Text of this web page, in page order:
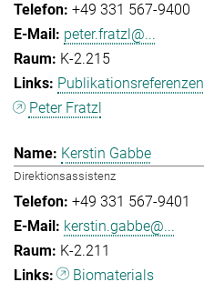
+49 331 567-9400
peter.fratzl@...
K-2.215
Publikationsreferenzen
Peter Fratzl
Kerstin Gabbe
Direktionsassistenz
+49 331 567-9401
kerstin.gabbe@...
K-2.211
Biomaterials